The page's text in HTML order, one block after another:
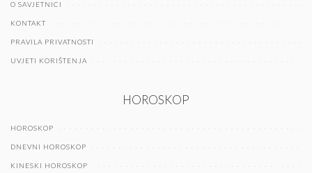
O SAVJETNICI
KONTAKT
PRAVILA PRIVATNOSTI
UVJETI KORIŠTENJA
HOROSKOP
HOROSKOP
DNEVNI HOROSKOP
KINESKI HOROSKOP